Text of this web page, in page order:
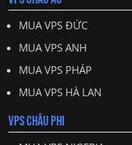
MUA VPS ĐỨC
MUA VPS ANH
MUA VPS PHÁP
MUA VPS HÀ LAN
VPS CHÂU PHI